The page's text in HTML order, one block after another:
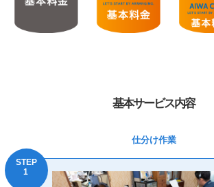
基本サービス内容
仕分け作業